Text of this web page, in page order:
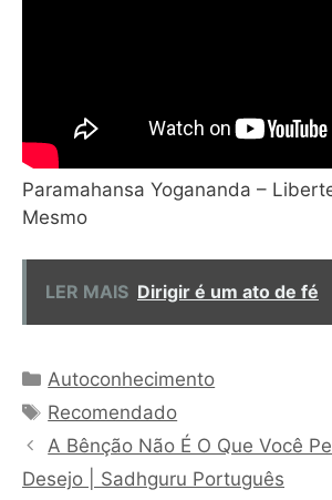
Paramahansa Yogananda –
Mesmo
LER MAIS Dirigir é um ato de fé
Categorias
Autoconhecimento
Tags
Recomendado
A Bênção Não É O Que Você
Desejo | Sadhguru Português